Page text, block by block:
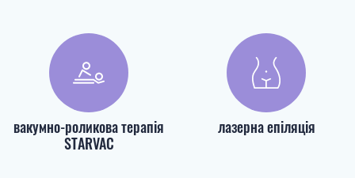
вакумно-роликова терапія
STARVAC
лазерна епіляція